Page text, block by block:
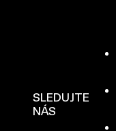
SLEDUJTE
NÁS